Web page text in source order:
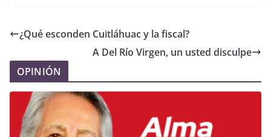
¿Qué esconden Cuitláhuac y la fiscal?
A Del Río Virgen, un usted disculpe
OPINIÓN